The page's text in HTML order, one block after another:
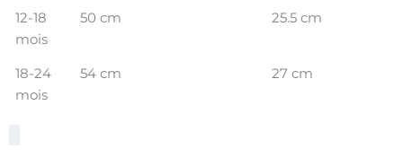
12-18
mois
50 cm 25.5 cm
18-24
mois
54 cm 27 cm